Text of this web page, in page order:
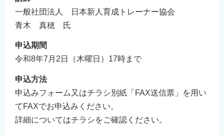
一般社団法人 日本新人育成トレーナー協会
青木 真穂 氏
申込期間
令和8年7月2日（木曜日）17時まで
申込方法
申込みフォーム又はチラシ別紙「FAX送信票」を用い
てFAXでお申込みください。
詳細についてはチラシをご確認ください。